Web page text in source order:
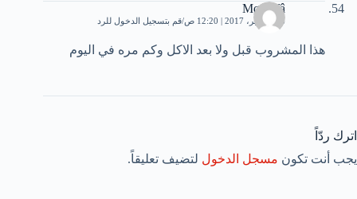
Møśťâfâ
16 سبتمبر، 2017 | 12:20 ص قم بتسجيل الدخول للرد
هذا المشروب قبل ولا بعد الاكل وكم مره في اليوم
اترك ردّاً
يجب أنت تكون مسجل الدخول لتضيف تعليقاً.